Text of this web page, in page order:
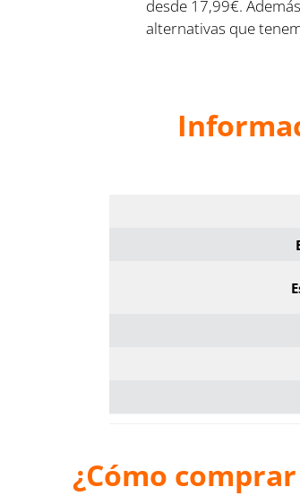
desde 17,99€.
alternativas que
¿Cómo